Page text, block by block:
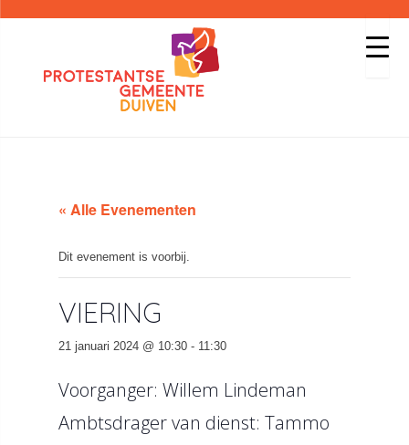
« Alle Evenementen
Dit evenement is voorbij.
VIERING
21 januari 2024 @ 10:30 - 11:30
Voorganger: Willem Lindeman
Ambtsdrager van dienst: Tammo